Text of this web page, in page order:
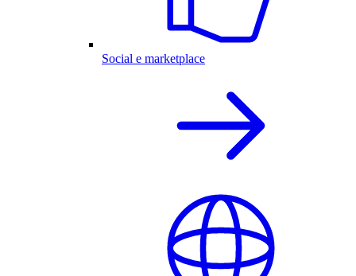
Social e marketplace